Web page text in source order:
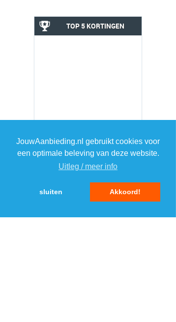
JouwAanbieding.nl gebruikt cookies voor
een optimale beleving van deze website.
Uitleg / meer info
sluiten Akkoord!
TOP 5 KORTINGEN